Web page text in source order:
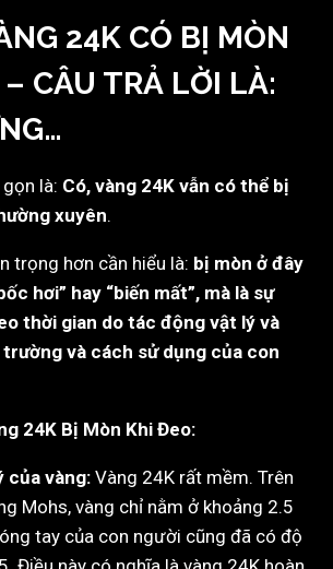
24K CÓ BỊ MÒN
CÂU TRẢ LỜI LÀ:
là: Có, vàng 24K vẫn có thể bị
xuyên.
trọng hơn cần hiểu là: bị mòn ở đây
hơi” hay “biến mất”, mà là sự
thời gian do tác động vật lý và
và cách sử dụng của con
24K Bị Mòn Khi Đeo:
của vàng: Vàng 24K rất mềm. Trên
Mohs, vàng chỉ nằm ở khoảng 2.5
tay của con người cũng đã có độ